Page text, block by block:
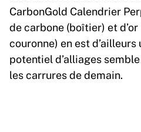
CarbonGold Calendrier
de carbone (boîtier) et
couronne) en est
potentiel d’alliages
les carrures de demain.